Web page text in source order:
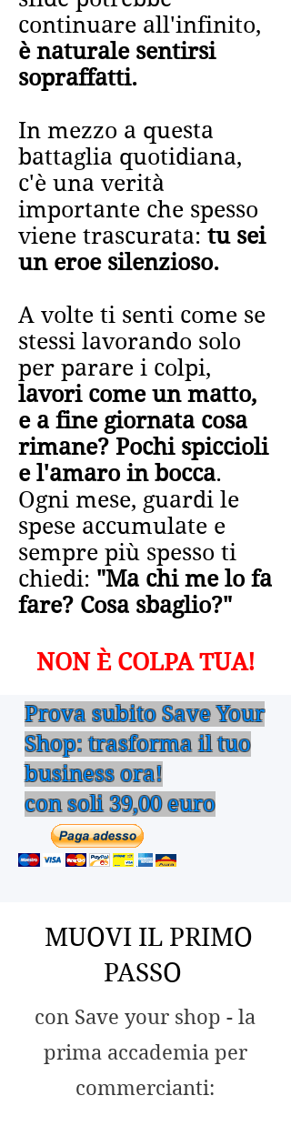
continuare all'infinito,
è naturale sentirsi
sopraffatti.
In mezzo a questa
battaglia quotidiana,
c'è una verità
importante che spesso
viene trascurata: tu sei
un eroe silenzioso.
A volte ti senti come se
stessi lavorando solo
per parare i colpi,
lavori come un matto,
e a fine giornata cosa
rimane? Pochi spiccioli
e l'amaro in bocca.
Ogni mese, guardi le
spese accumulate e
sempre più spesso ti
chiedi: "Ma chi me lo fa
fare? Cosa sbaglio?"
NON È COLPA TUA!
Prova subito Save Your
Shop: trasforma il tuo
business ora!
con soli 39,00 euro
MUOVI IL PRIMO
PASSO
con Save your shop - la
prima accademia per
commercianti: